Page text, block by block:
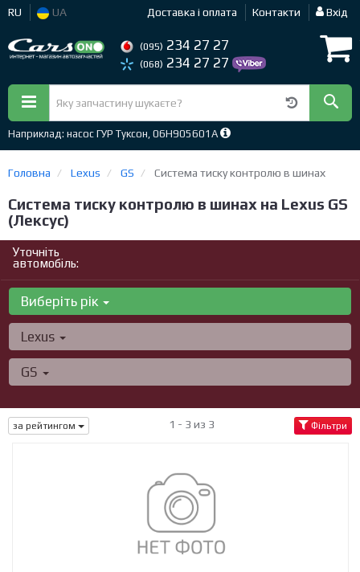
RU UA Доставка і оплата Контакти Вхід
(095) 234 27 27
(068) 234 27 27
Наприклад: насос ГУР Туксон, 06H905601A
Головна Lexus GS Система тиску контролю в шинах
Система тиску контролю в шинах на Lexus GS
(Лексус)
Уточніть
автомобіль:
Виберіть рік
Lexus
GS
за рейтингом 1 - 3 из 3 Фільтри